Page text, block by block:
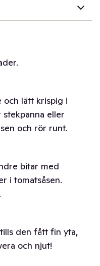
och lätt krispig i
stekpanna eller
och rör runt.
bitar med
i tomatsåsen.
den fått fin yta,
och njut!